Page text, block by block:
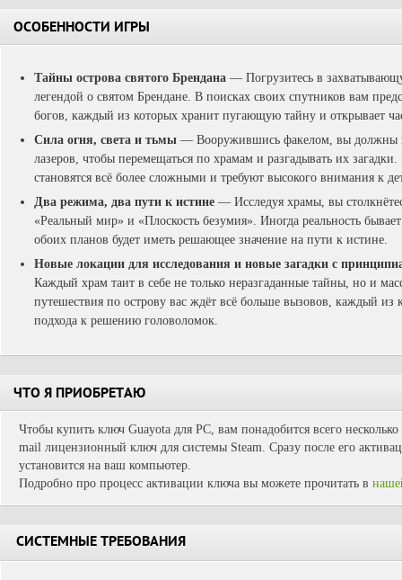
ОСОБЕННОСТИ ИГРЫ
Тайны острова святого Брендана — Погрузитесь в
легендой о святом Брендане. В поисках своих спутников вам
богов, каждый из которых хранит пугающую тайну и открывает
Сила огня, света и тьмы — Вооружившись факелом, вы должны
лазеров, чтобы перемещаться по храмам и разгадывать их
становятся всё более сложными и требуют высокого внимания к
Два режима, два пути к истине — Исследуя храмы, вы
«Реальный мир» и «Плоскость безумия». Иногда реальность
обоих планов будет иметь решающее значение на пути к истине.
Новые локации для исследования и новые загадки с
Каждый храм таит в себе не только неразгаданные тайны, но и
путешествия по острову вас ждёт всё больше вызовов, каждый из
подхода к решению головоломок.
ЧТО Я ПРИОБРЕТАЮ
Чтобы купить ключ Guayota для PC, вам понадобится всего
mail лицензионный ключ для системы Steam. Сразу после его
установится на ваш компьютер.
Подробно про процесс активации ключа вы можете прочитать в
СИСТЕМНЫЕ ТРЕБОВАНИЯ